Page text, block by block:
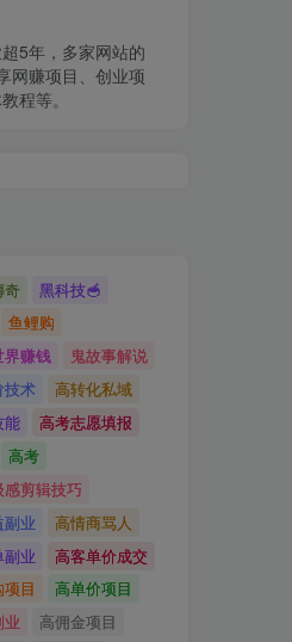
5年，多家网站的
网赚项目、创业项
程等。
奇
黑科技🥣
鱼鲤购
界赚钱
鬼故事解说
技术
高转化私域
能
高考志愿填报
高考
感剪辑技巧
业
高情商骂人
业
高客单价成交
目
高单价项目
业
高佣金项目